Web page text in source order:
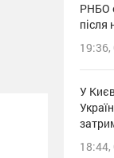
РНБО
після
У